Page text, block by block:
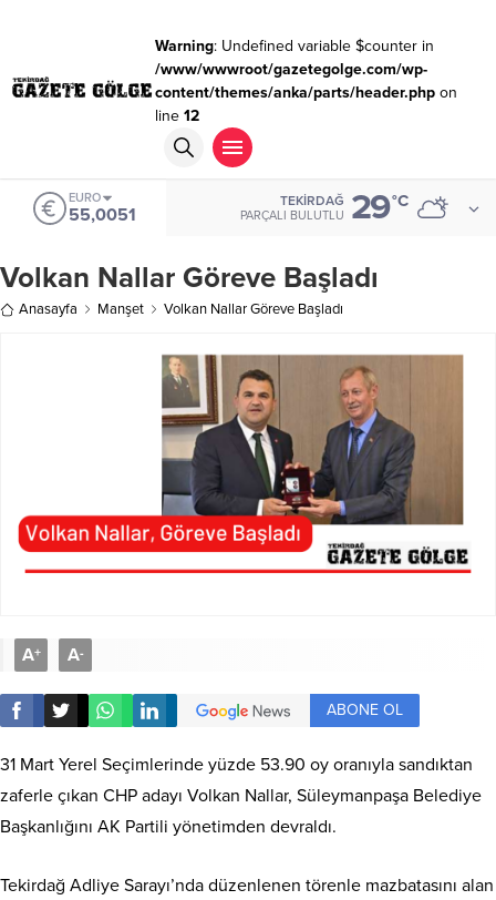
Warning: Undefined variable $counter in
/www/wwwroot/gazetegolge.com/wp-
content/themes/anka/parts/header.phpon
line 12
EURO
55,0051
TEKIRDAĞ
PARÇALI BULUTLU 29°C
Volkan Nallar Göreve Başladı
Anasayfa Manşet Volkan Nallar Göreve Başladı
A+ A-
ABONE OL
31 Mart Yerel Seçimlerinde yüzde 53.90 oy oranıyla sandıktan
zaferle çıkan CHP adayı Volkan Nallar, Süleymanpaşa Belediye
Başkanlığını AK Partili yönetimden devraldı.
Tekirdağ Adliye Sarayı’nda düzenlenen törenle mazbatasını alan